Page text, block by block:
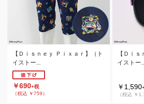
【Ｄｉｓｎｅｙ Ｐｉｘａｒ】（ト
イストー...
￥690+税
（税込 ￥759）
【Ｄｉ
イストー
￥1,590
（税込 ￥